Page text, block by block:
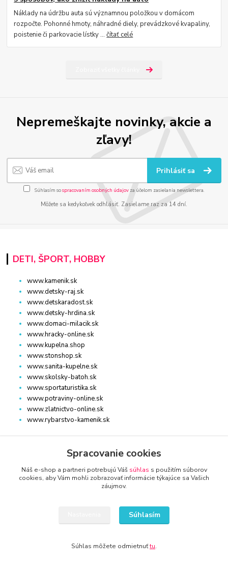
Náklady na údržbu auta sú významnou položkou v domácom
rozpočte. Pohonné hmoty, náhradné diely, prevádzkové kvapaliny,
poistenie či parkovacie lístky ...čítať celé
Nepremeškajte novinky, akcie a
zľavy!
Prihlásiť sa
Súhlasím sospracovaním osobných údajov za účelom zasielania newslettera.
Môžete sa kedykoľvek odhlásiť. Zasielame raz za 14 dní.
DETI, ŠPORT, HOBBY
www.kamenik.sk
www.detsky-raj.sk
www.detskaradost.sk
www.detsky-hrdina.sk
www.domaci-milacik.sk
www.hracky-online.sk
www.kupelna.shop
www.stonshop.sk
www.sanita-kupelne.sk
www.skolsky-batoh.sk
www.sportaturistika.sk
www.potraviny-online.sk
www.zlatnictvo-online.sk
www.rybarstvo-kamenik.sk
DOM, ZÁHRADA
www.dm-drogeria.sk
www.retromaxishop.sk
Spracovanie cookies
Náš e-shop a partneri potrebujú Váš súhlas s použitím súborov
cookies, aby Vám mohli zobrazovať informácie týkajúce sa Vašich
záujmov.
Súhlasím
Súhlas môžete odmietnuťtu.